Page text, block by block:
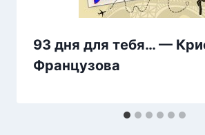
93 дня для тебя… —
Французова